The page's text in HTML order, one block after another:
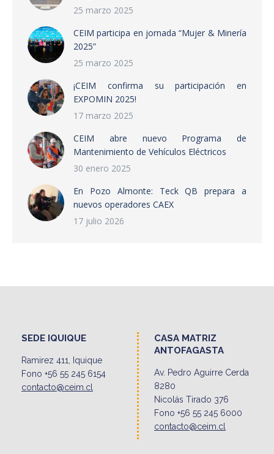
25 marzo 2025
CEIM participa en jornada “Mujer & Minería
2025”
25 marzo 2025
¡CEIM confirma su participación en
EXPOMIN 2025!
17 marzo 2025
CEIM abre nuevo Programa de
Mantenimiento de Vehículos Eléctricos
30 enero 2025
En Pozo Almonte: Teck QB prepara a
nuevos operadores CAEX
17 julio 2026
SEDE IQUIQUE
Ramirez 411, Iquique
Fono +56 55 245 6154
contacto@ceim.cl
CASA MATRIZ
ANTOFAGASTA
Av. Pedro Aguirre Cerda
8280
Nicolás Tirado 376
Fono +56 55 245 6000
contacto@ceim.cl